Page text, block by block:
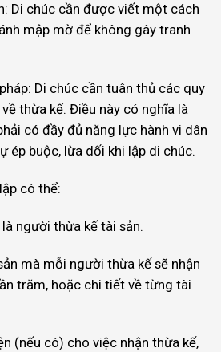
Di chúc cần được viết một cách
mập mờ để không gây tranh
Di chúc cần tuân thủ các quy
thừa kế. Điều này có nghĩa là
có đầy đủ năng lực hành vi dân
ép buộc, lừa dối khi lập di chúc.
có thể:
người thừa kế tài sản.
mà mỗi người thừa kế sẽ nhận
trăm, hoặc chi tiết về từng tài
(nếu có) cho việc nhận thừa kế,